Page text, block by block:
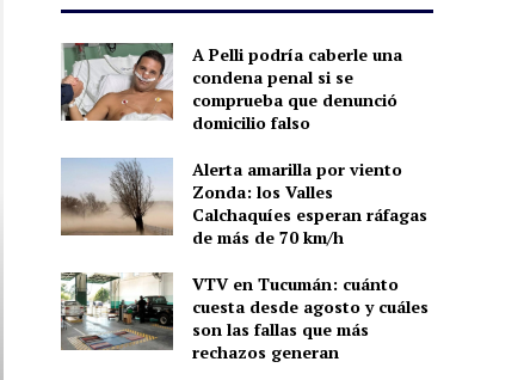
A Pelli podría caberle una
condena penal si se
comprueba que denunció
domicilio falso
Alerta amarilla por viento
Zonda: los Valles
Calchaquíes esperan ráfagas
de más de 70 km/h
VTV en Tucumán: cuánto
cuesta desde agosto y cuáles
son las fallas que más
rechazos generan